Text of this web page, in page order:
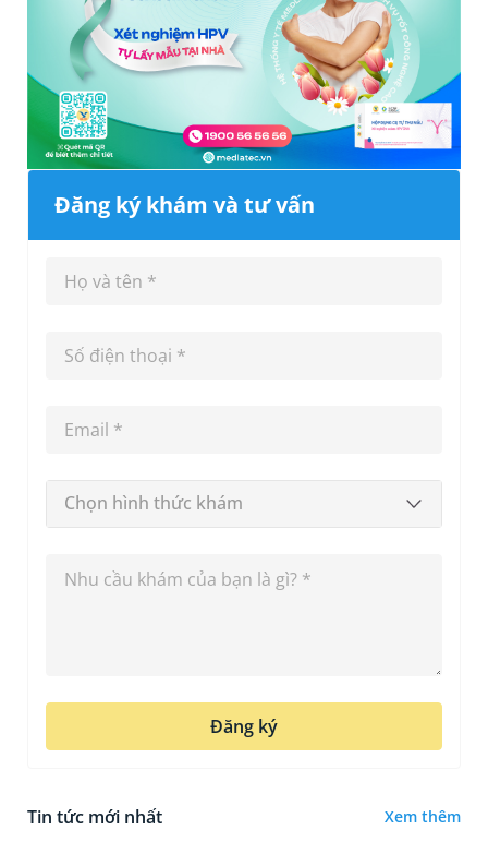
Đăng ký khám và tư vấn
Chọn hình thức khám
Đăng ký
Tin tức mới nhất Xem thêm